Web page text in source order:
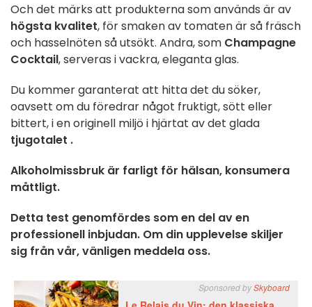
Och det märks att produkterna som används är av
högsta kvalitet, för smaken av tomaten är så fräsch
och hasselnöten så utsökt. Andra, som Champagne
Cocktail, serveras i vackra, eleganta glas.
Du kommer garanterat att hitta det du söker,
oavsett om du föredrar något fruktigt, sött eller
bittert, i en originell miljö i hjärtat av det glada
tjugotalet .
Alkoholmissbruk är farligt för hälsan, konsumera
måttligt.
Detta test genomfördes som en del av en
professionell inbjudan. Om din upplevelse skiljer
sig från vår, vänligen meddela oss.